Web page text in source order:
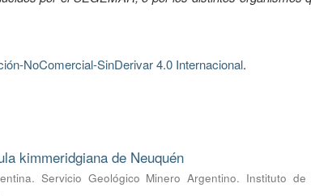
NoComercial-SinDerivar 4.0 Internacional.
kimmeridgiana de Neuquén
Servicio Geológico Minero Argentino. Instituto